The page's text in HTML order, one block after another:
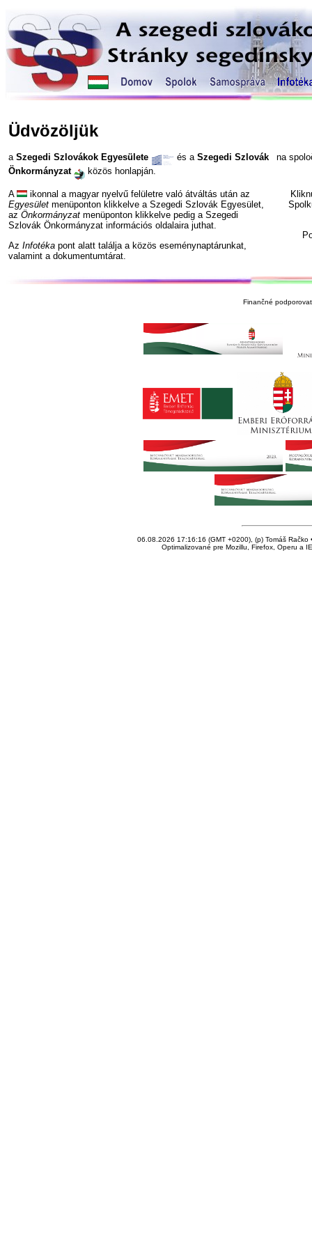
Üdvözöljük
a Szegedi Szlovákok Egyesülete és a Szegedi Szlovák
Önkormányzat
közös honlapján.
A
ikonnal a magyar nyelvű felületre való átváltás után az
Egyesület menüponton klikkelve a Szegedi Szlovák Egyesület,
az Önkormányzat menüponton klikkelve pedig a Szegedi
Szlovák Önkormányzat információs oldalaira juthat.
Az Infotéka pont alatt találja a közös eseménynaptárunkat,
valamint a dokumentumtárat.
na
Finančné
06.08.2026 17:16:16 (GMT +0200), (p) Tomáš Račko
Optimalizované pre Mozillu, Firefox, Operu a